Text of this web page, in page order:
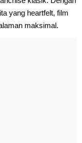
yang heartfelt, film
maksimal.